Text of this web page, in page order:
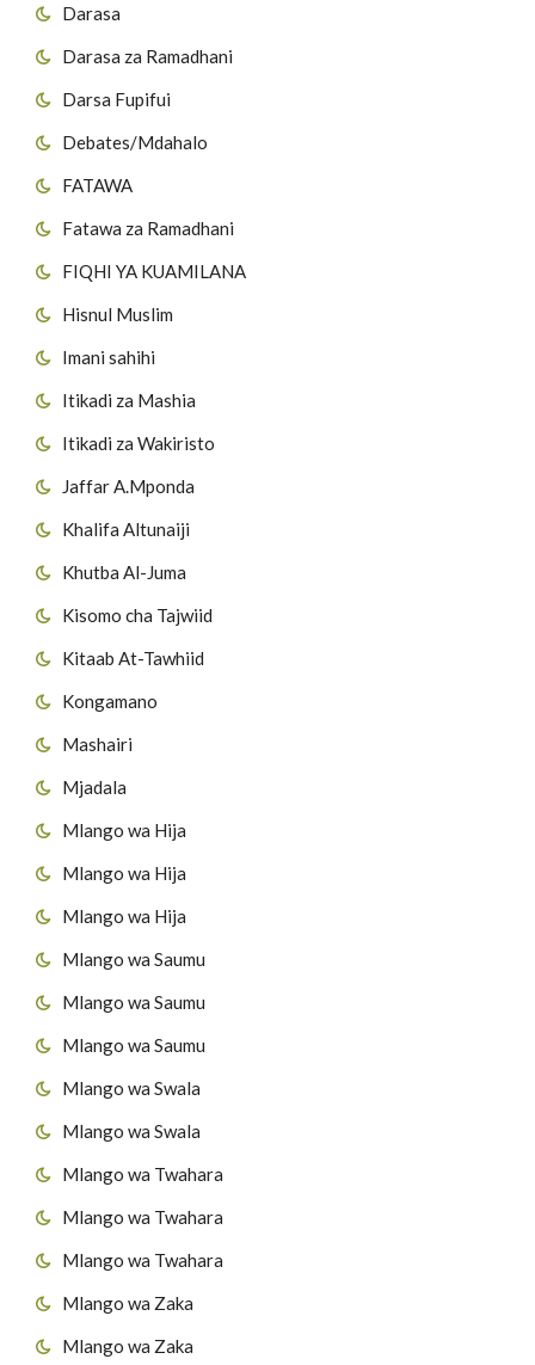
Darasa
Darasa za Ramadhani
Darsa Fupifui
Debates/Mdahalo
FATAWA
Fatawa za Ramadhani
FIQHI YA KUAMILANA
Hisnul Muslim
Imani sahihi
Itikadi za Mashia
Itikadi za Wakiristo
Jaffar A.Mponda
Khalifa Altunaiji
Khutba Al-Juma
Kisomo cha Tajwiid
Kitaab At-Tawhiid
Kongamano
Mashairi
Mjadala
Mlango wa Hija
Mlango wa Hija
Mlango wa Hija
Mlango wa Saumu
Mlango wa Saumu
Mlango wa Saumu
Mlango wa Swala
Mlango wa Swala
Mlango wa Twahara
Mlango wa Twahara
Mlango wa Twahara
Mlango wa Zaka
Mlango wa Zaka